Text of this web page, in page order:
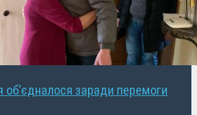
об’єдналося заради перемоги